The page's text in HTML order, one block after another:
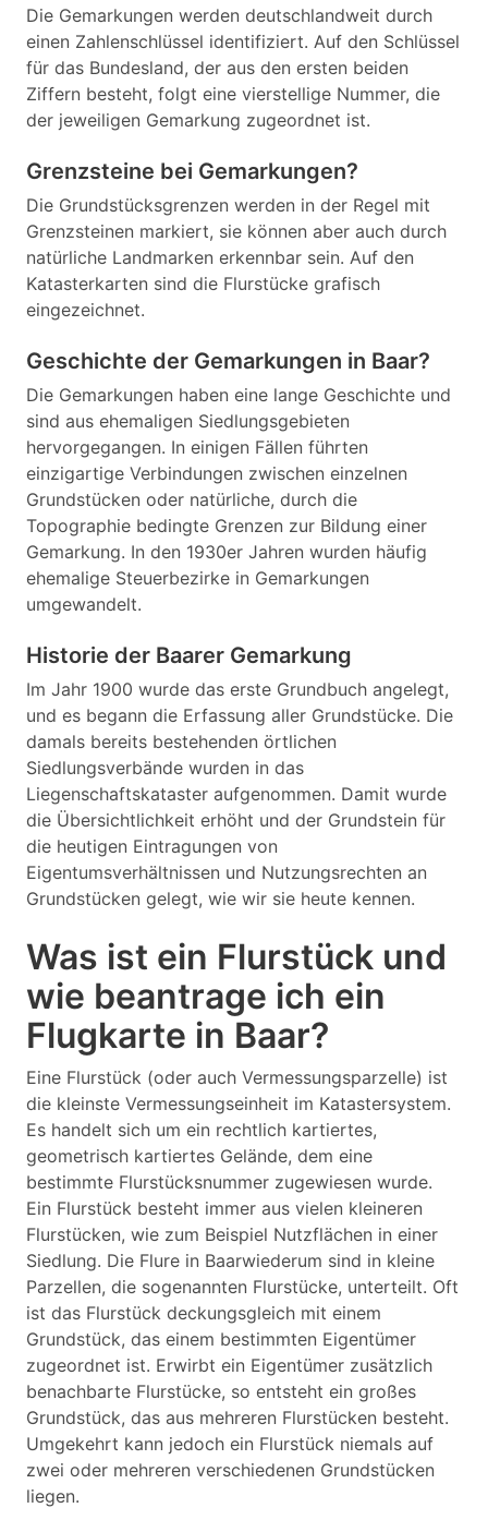
Die Gemarkungen werden deutschlandweit durch
einen Zahlenschlüssel identifiziert. Auf den Schlüssel
für das Bundesland, der aus den ersten beiden
Ziffern besteht, folgt eine vierstellige Nummer, die
der jeweiligen Gemarkung zugeordnet ist.
Grenzsteine bei Gemarkungen?
Die Grundstücksgrenzen werden in der Regel mit
Grenzsteinen markiert, sie können aber auch durch
natürliche Landmarken erkennbar sein. Auf den
Katasterkarten sind die Flurstücke grafisch
eingezeichnet.
Geschichte der Gemarkungen in Baar?
Die Gemarkungen haben eine lange Geschichte und
sind aus ehemaligen Siedlungsgebieten
hervorgegangen. In einigen Fällen führten
einzigartige Verbindungen zwischen einzelnen
Grundstücken oder natürliche, durch die
Topographie bedingte Grenzen zur Bildung einer
Gemarkung. In den 1930er Jahren wurden häufig
ehemalige Steuerbezirke in Gemarkungen
umgewandelt.
Historie der Baarer Gemarkung
Im Jahr 1900 wurde das erste Grundbuch angelegt,
und es begann die Erfassung aller Grundstücke. Die
damals bereits bestehenden örtlichen
Siedlungsverbände wurden in das
Liegenschaftskataster aufgenommen. Damit wurde
die Übersichtlichkeit erhöht und der Grundstein für
die heutigen Eintragungen von
Eigentumsverhältnissen und Nutzungsrechten an
Grundstücken gelegt, wie wir sie heute kennen.
Was ist ein Flurstück und
wie beantrage ich ein
Flugkarte in Baar?
Eine Flurstück (oder auch Vermessungsparzelle) ist
die kleinste Vermessungseinheit im Katastersystem.
Es handelt sich um ein rechtlich kartiertes,
geometrisch kartiertes Gelände, dem eine
bestimmte Flurstücksnummer zugewiesen wurde.
Ein Flurstück besteht immer aus vielen kleineren
Flurstücken, wie zum Beispiel Nutzflächen in einer
Siedlung. Die Flure in Baarwiederum sind in kleine
Parzellen, die sogenannten Flurstücke, unterteilt. Oft
ist das Flurstück deckungsgleich mit einem
Grundstück, das einem bestimmten Eigentümer
zugeordnet ist. Erwirbt ein Eigentümer zusätzlich
benachbarte Flurstücke, so entsteht ein großes
Grundstück, das aus mehreren Flurstücken besteht.
Umgekehrt kann jedoch ein Flurstück niemals auf
zwei oder mehreren verschiedenen Grundstücken
liegen.